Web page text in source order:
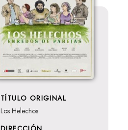
TÍTULO ORIGINAL
Los Helechos